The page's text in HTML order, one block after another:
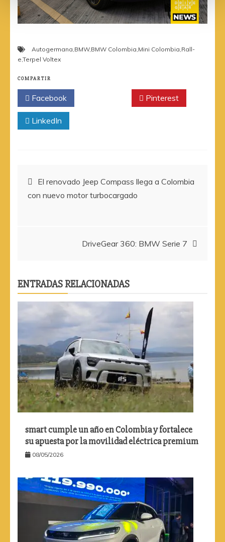
Autogermana,BMW,BMW Colombia,Mini Colombia,Rall-
e,Terpel Voltex
COMPARTIR
Facebook Pinterest
LinkedIn
Navegación
de
El renovado Jeep Compass llega a Colombia
con nuevo motor turbocargado
DriveGear 360: BMW Serie 7
ENTRADAS RELACIONADAS
smart cumple un año en Colombia y fortalece
su apuesta por la movilidad eléctrica premium
08/05/2026